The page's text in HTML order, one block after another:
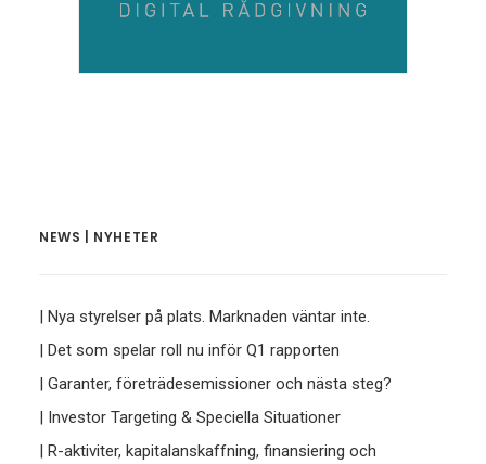
NEWS | NYHETER
| Nya styrelser på plats. Marknaden väntar inte.
| Det som spelar roll nu inför Q1 rapporten
| Garanter, företrädesemissioner och nästa steg?
| Investor Targeting & Speciella Situationer
| R-aktiviter, kapitalanskaffning, finansiering och